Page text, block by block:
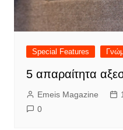
Special Features
5 απαραίτητα
Emeis Magazine
0